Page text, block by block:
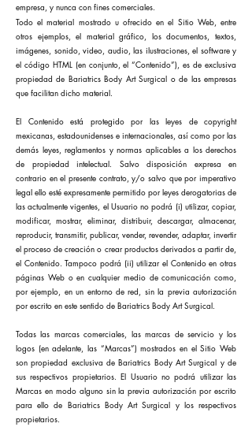
empresa, y nunca con fines comerciales.
Todo el material mostrado u ofrecido en el Sitio Web, entre
otros ejemplos, el material gráfico, los documentos, textos,
imágenes, sonido, video, audio, las ilustraciones, el software y
el código HTML (en conjunto, el “Contenido”), es de exclusiva
propiedad de Bariatrics Body Art Surgical o de las empresas
que facilitan dicho material.
El Contenido está protegido por las leyes de copyright
mexicanas, estadounidenses e internacionales, así como por las
demás leyes, reglamentos y normas aplicables a los derechos
de propiedad intelectual. Salvo disposición expresa en
contrario en el presente contrato, y/o salvo que por imperativo
legal ello esté expresamente permitido por leyes derogatorias de
las actualmente vigentes, el Usuario no podrá (i) utilizar, copiar,
modificar, mostrar, eliminar, distribuir, descargar, almacenar,
reproducir, transmitir, publicar, vender, revender, adaptar, invertir
el proceso de creación o crear productos derivados a partir de,
el Contenido. Tampoco podrá (ii) utilizar el Contenido en otras
páginas Web o en cualquier medio de comunicación como,
por ejemplo, en un entorno de red, sin la previa autorización
por escrito en este sentido de Bariatrics Body Art Surgical.
Todas las marcas comerciales, las marcas de servicio y los
logos (en adelante, las “Marcas”) mostrados en el Sitio Web
son propiedad exclusiva de Bariatrics Body Art Surgical y de
sus respectivos propietarios. El Usuario no podrá utilizar las
Marcas en modo alguno sin la previa autorización por escrito
para ello de Bariatrics Body Art Surgical y los respectivos
propietarios.